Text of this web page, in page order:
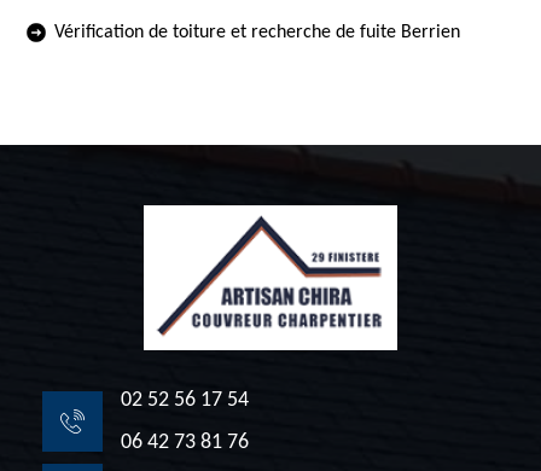
Vérification de toiture et recherche de fuite Berrien
02 52 56 17 54
06 42 73 81 76